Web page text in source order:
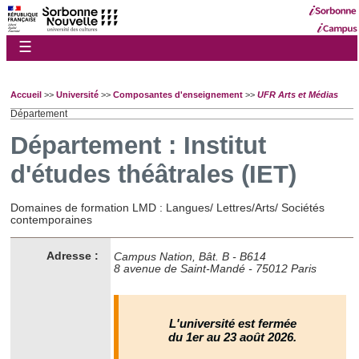
☰
Accueil >> Université >> Composantes d'enseignement >> UFR Arts et Médias
Département
Département : Institut
d'études théâtrales (IET)
Domaines de formation LMD : Langues/ Lettres/Arts/ Sociétés
contemporaines
Adresse :
Campus Nation, Bât. B - B614
8 avenue de Saint-Mandé - 75012 Paris
L'université est fermée
du 1er au 23 août 2026.